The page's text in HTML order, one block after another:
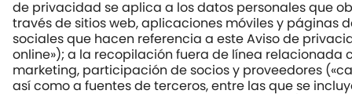
de privacidad se aplica a los datos personales que
través de sitios web, aplicaciones móviles y páginas
sociales que hacen referencia a este Aviso de
online»); a la recopilación fuera de línea relacionada
marketing, participación de socios y proveedores
así como a fuentes de terceros, entre las que se